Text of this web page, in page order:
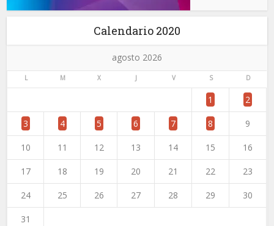
Calendario 2020
agosto 2026
L M X J V S D
1 2
3 4 5 6 7 8 9
10 11 12 13 14 15 16
17 18 19 20 21 22 23
24 25 26 27 28 29 30
31